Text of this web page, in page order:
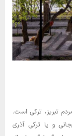
تبریز، ترکی است.
و یا ترکی آذری